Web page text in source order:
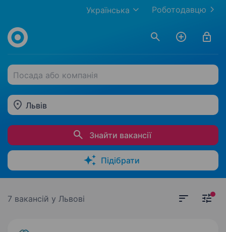
Роботодавцю
Українська
Посада або компанія
Львів
Знайти вакансії
Підібрати
7 вакансій у Львові